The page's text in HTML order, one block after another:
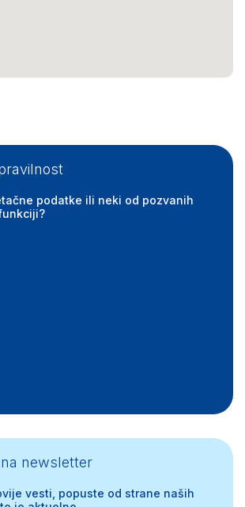
podatke ili neki od pozvanih
newsletter
vesti, popuste od strane naših